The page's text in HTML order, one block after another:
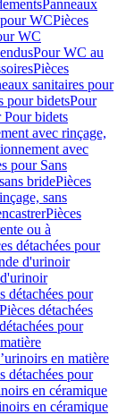
Panneaux
WCPièces
WC
Pour WC au
Pièces
sanitaires pour
pour bidetsPour
Pour bidets
avec rinçage,
avec
pour Sans
bridePièces
sans
Pièces
ou à
détachées pour
d'urinoir
d'urinoir
détachées pour
Pièces détachées
pour
en matière
détachées pour
en céramique
en céramique